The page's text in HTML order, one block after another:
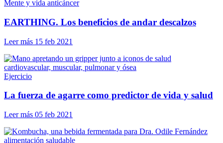
Mente y vida anticáncer
EARTHING. Los beneficios de andar descalzos
Leer más 15 feb 2021
Ejercicio
La fuerza de agarre como predictor de vida y salud
Leer más 05 feb 2021